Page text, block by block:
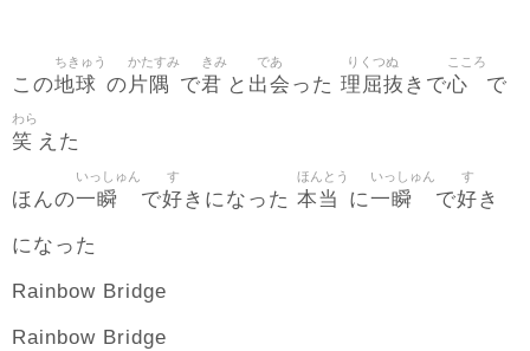
この地球
ちきゅう
の片隅
かたすみ
で君
きみ
と 出会
であ
った 理屈抜
りくつぬ
きで心
こころ
で
笑
わら
えた
ほんの一瞬
いっしゅん
で好
す
きになった 本当
ほんとう
に一瞬
いっしゅん
で好
す
き
になった
Rainbow Bridge
Rainbow Bridge